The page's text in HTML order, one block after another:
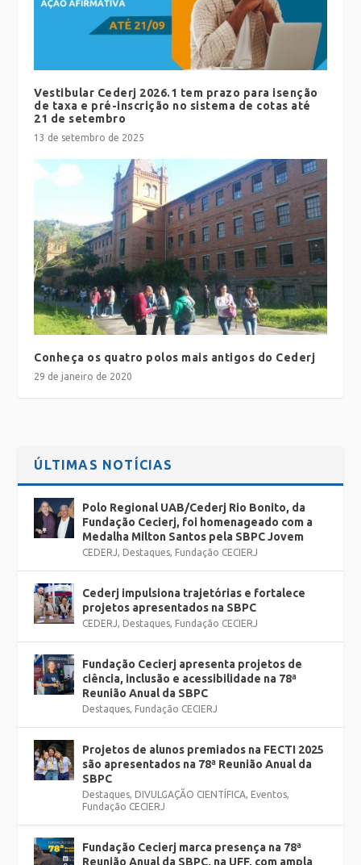
Vestibular Cederj 2026.1 tem prazo para isenção
de taxa e pré-inscrição no sistema de cotas até
21 de setembro
13 de setembro de 2025
Conheça os quatro polos mais antigos do Cederj
29 de janeiro de 2020
ÚLTIMAS NOTÍCIAS
Polo Regional UAB/Cederj Rio Bonito, da
Fundação Cecierj, foi homenageado com a
Medalha Milton Santos pela SBPC Jovem
CEDERJ, Destaques, Fundação CECIERJ
Cederj impulsiona trajetórias e fortalece
projetos apresentados na SBPC
CEDERJ, Destaques, Fundação CECIERJ
Fundação Cecierj apresenta projetos de
ciência, inclusão e acessibilidade na 78ª
Reunião Anual da SBPC
Destaques, Fundação CECIERJ
Projetos de alunos premiados na FECTI 2025
são apresentados na 78ª Reunião Anual da
SBPC
Destaques, DIVULGAÇÃO CIENTÍFICA, Eventos,
Fundação CECIERJ
Fundação Cecierj marca presença na 78ª
Reunião Anual da SBPC, na UFF, com ampla